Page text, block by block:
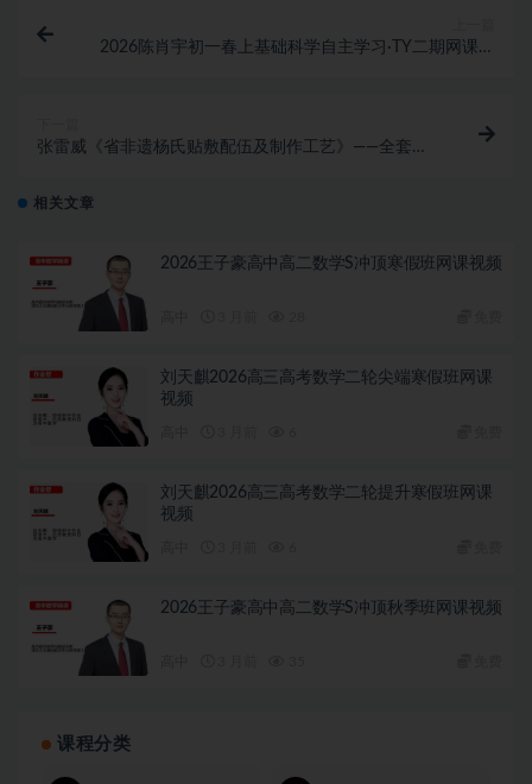
2026陈肖宇初一春上基础科学自主学习·TY二期网课视
张雷威《省非遗杨氏贴敷配伍及制作工艺》——全套视
相关文章
2026王子豪高中高二数学S冲顶寒假班网课视频
刘天麒2026高三高考数学二轮尖端寒假班网课
视频
刘天麒2026高三高考数学二轮提升寒假班网课
视频
2026王子豪高中高二数学S冲顶秋季班网课视频
课程分类